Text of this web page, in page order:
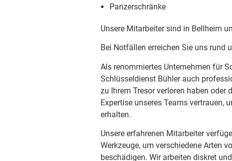
Panzerschränke
Unsere Mitarbeiter sind in Bellheim
Bei Notfällen erreichen Sie uns rund
Als renommiertes Unternehmen für
Schlüsseldienst Bühler auch
zu Ihrem Tresor verloren haben oder
Expertise unseres Teams vertrauen,
erhalten.
Unsere erfahrenen Mitarbeiter
Werkzeuge, um verschiedene Arten
beschädigen. Wir arbeiten diskret